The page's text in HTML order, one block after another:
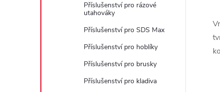
Příslušenství pro rázové
utahováky
Příslušenství pro SDS Max
Příslušenství pro hoblíky
Příslušenství pro brusky
Příslušenství pro kladiva